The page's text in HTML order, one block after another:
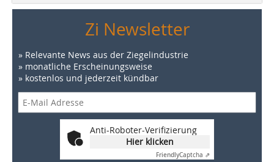
Zi Newsletter
» Relevante News aus der Ziegelindustrie
» monatliche Erscheinungsweise
» kostenlos und jederzeit kündbar
Anti-Roboter-Verifizierung
Hier klicken
FriendlyCaptcha ⇗